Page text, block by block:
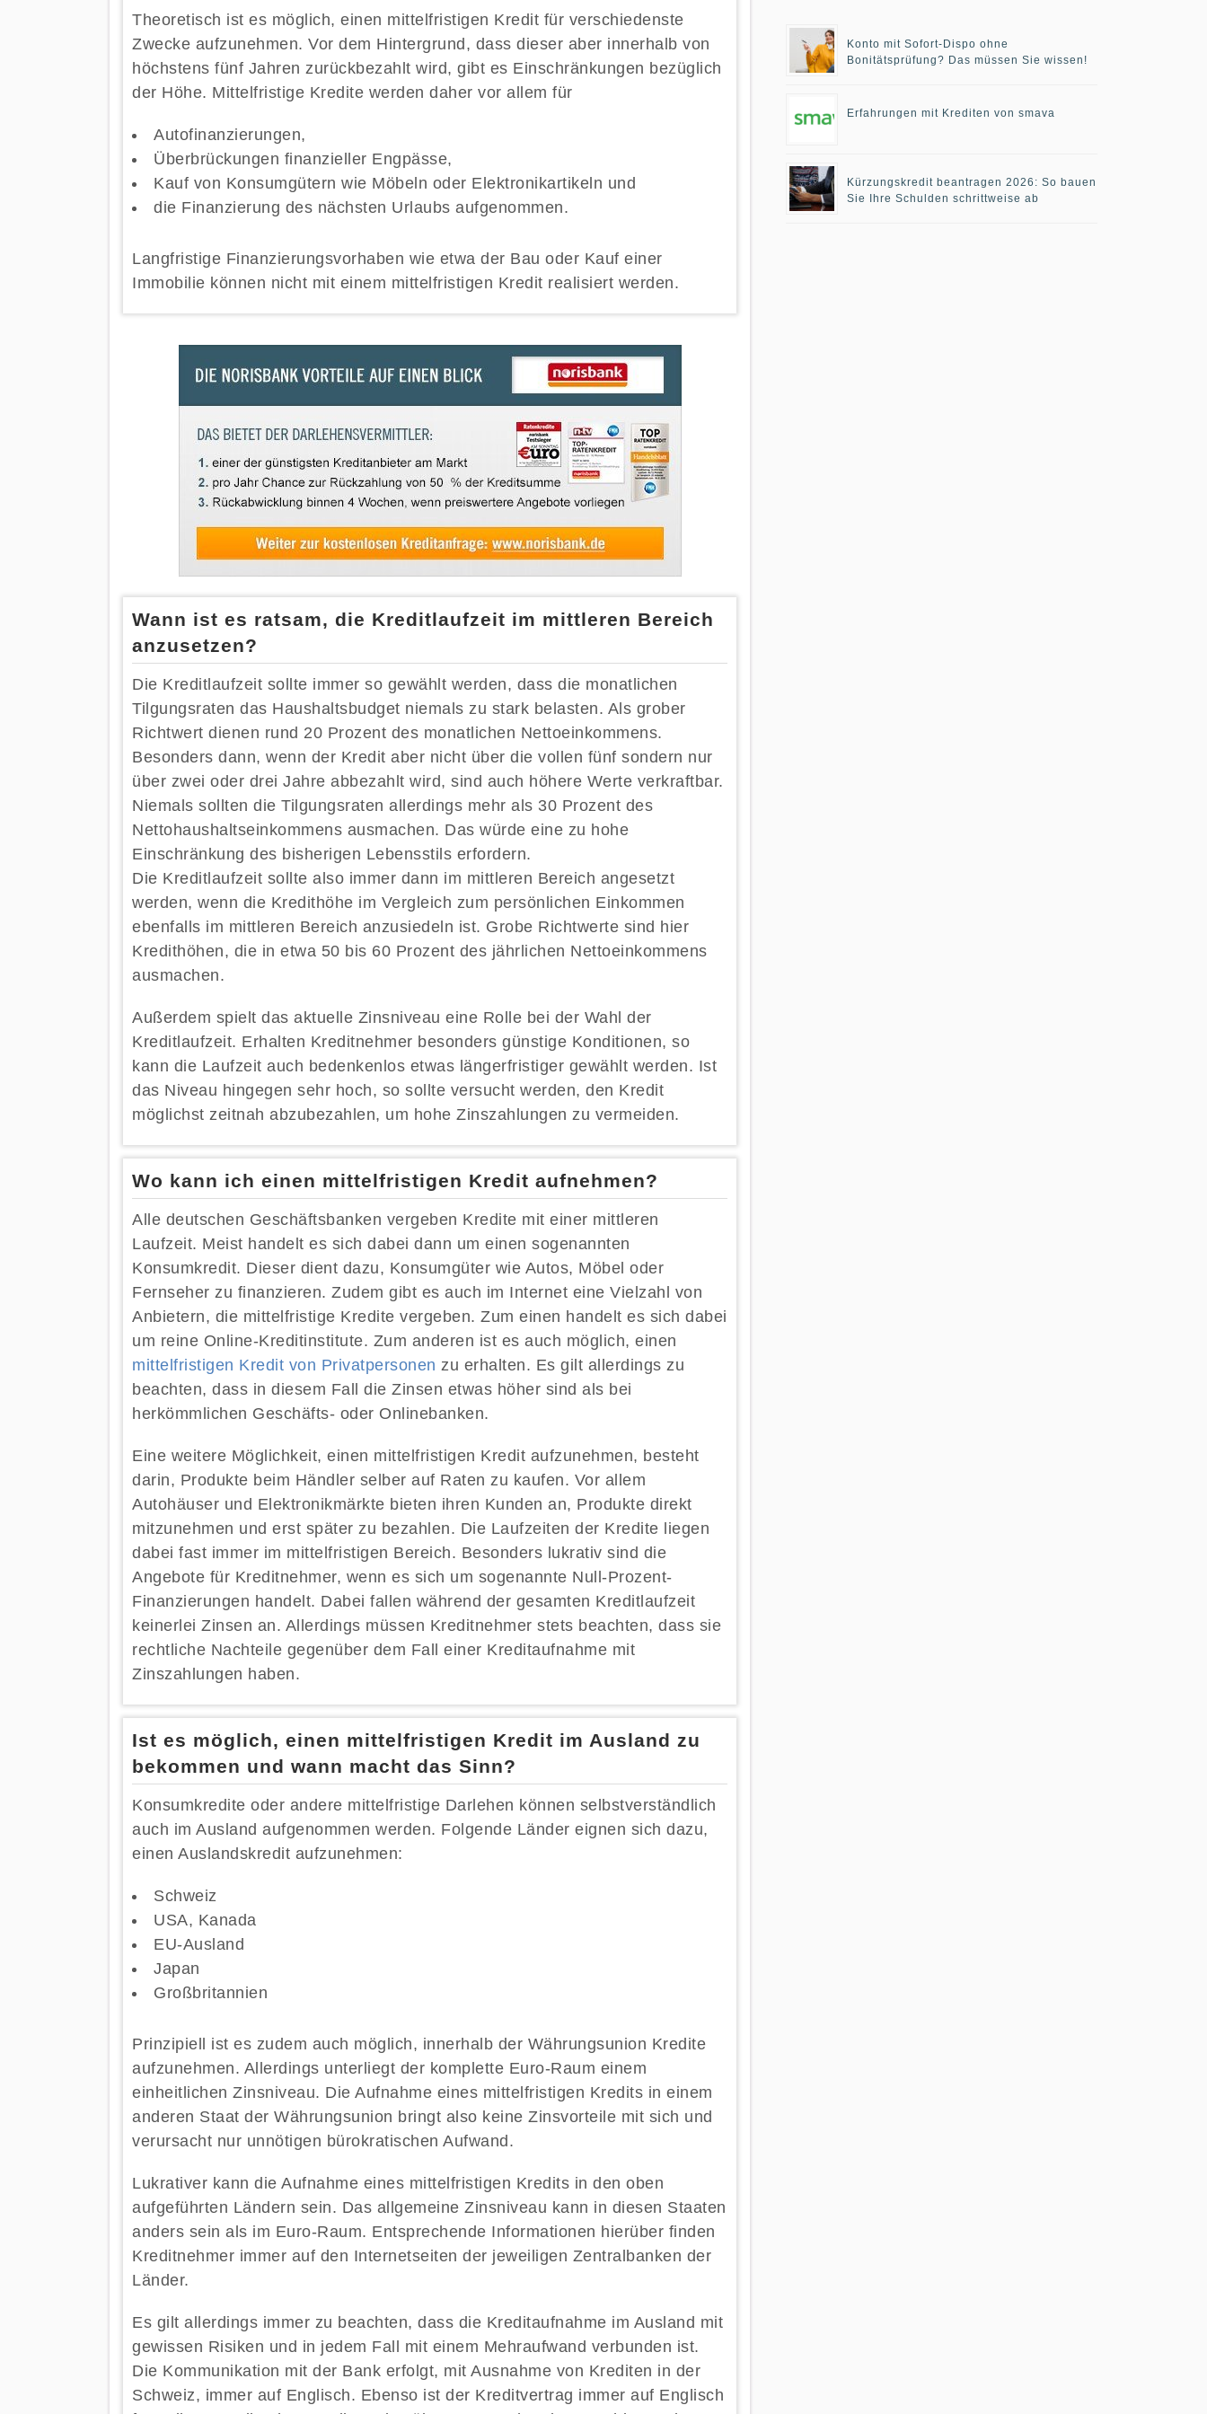
Theoretisch ist es möglich, einen mittelfristigen Kredit für verschiedenste
Zwecke aufzunehmen. Vor dem Hintergrund, dass dieser aber innerhalb von
höchstens fünf Jahren zurückbezahlt wird, gibt es Einschränkungen bezüglich
der Höhe. Mittelfristige Kredite werden daher vor allem für
Autofinanzierungen,
Überbrückungen finanzieller Engpässe,
Kauf von Konsumgütern wie Möbeln oder Elektronikartikeln und
die Finanzierung des nächsten Urlaubs aufgenommen.
Langfristige Finanzierungsvorhaben wie etwa der Bau oder Kauf einer
Immobilie können nicht mit einem mittelfristigen Kredit realisiert werden.
Wann ist es ratsam, die Kreditlaufzeit im mittleren Bereich
anzusetzen?
Die Kreditlaufzeit sollte immer so gewählt werden, dass die monatlichen
Tilgungsraten das Haushaltsbudget niemals zu stark belasten. Als grober
Richtwert dienen rund 20 Prozent des monatlichen Nettoeinkommens.
Besonders dann, wenn der Kredit aber nicht über die vollen fünf sondern nur
über zwei oder drei Jahre abbezahlt wird, sind auch höhere Werte verkraftbar.
Niemals sollten die Tilgungsraten allerdings mehr als 30 Prozent des
Nettohaushaltseinkommens ausmachen. Das würde eine zu hohe
Einschränkung des bisherigen Lebensstils erfordern.
Die Kreditlaufzeit sollte also immer dann im mittleren Bereich angesetzt
werden, wenn die Kredithöhe im Vergleich zum persönlichen Einkommen
ebenfalls im mittleren Bereich anzusiedeln ist. Grobe Richtwerte sind hier
Kredithöhen, die in etwa 50 bis 60 Prozent des jährlichen Nettoeinkommens
ausmachen.
Außerdem spielt das aktuelle Zinsniveau eine Rolle bei der Wahl der
Kreditlaufzeit. Erhalten Kreditnehmer besonders günstige Konditionen, so
kann die Laufzeit auch bedenkenlos etwas längerfristiger gewählt werden. Ist
das Niveau hingegen sehr hoch, so sollte versucht werden, den Kredit
möglichst zeitnah abzubezahlen, um hohe Zinszahlungen zu vermeiden.
Wo kann ich einen mittelfristigen Kredit aufnehmen?
Alle deutschen Geschäftsbanken vergeben Kredite mit einer mittleren
Laufzeit. Meist handelt es sich dabei dann um einen sogenannten
Konsumkredit. Dieser dient dazu, Konsumgüter wie Autos, Möbel oder
Fernseher zu finanzieren. Zudem gibt es auch im Internet eine Vielzahl von
Anbietern, die mittelfristige Kredite vergeben. Zum einen handelt es sich dabei
um reine Online-Kreditinstitute. Zum anderen ist es auch möglich, einen
mittelfristigen Kredit von Privatpersonen zu erhalten. Es gilt allerdings zu
beachten, dass in diesem Fall die Zinsen etwas höher sind als bei
herkömmlichen Geschäfts- oder Onlinebanken.
Eine weitere Möglichkeit, einen mittelfristigen Kredit aufzunehmen, besteht
darin, Produkte beim Händler selber auf Raten zu kaufen. Vor allem
Autohäuser und Elektronikmärkte bieten ihren Kunden an, Produkte direkt
mitzunehmen und erst später zu bezahlen. Die Laufzeiten der Kredite liegen
dabei fast immer im mittelfristigen Bereich. Besonders lukrativ sind die
Angebote für Kreditnehmer, wenn es sich um sogenannte Null-Prozent-
Finanzierungen handelt. Dabei fallen während der gesamten Kreditlaufzeit
keinerlei Zinsen an. Allerdings müssen Kreditnehmer stets beachten, dass sie
rechtliche Nachteile gegenüber dem Fall einer Kreditaufnahme mit
Zinszahlungen haben.
Ist es möglich, einen mittelfristigen Kredit im Ausland zu
bekommen und wann macht das Sinn?
Konsumkredite oder andere mittelfristige Darlehen können selbstverständlich
auch im Ausland aufgenommen werden. Folgende Länder eignen sich dazu,
einen Auslandskredit aufzunehmen:
Schweiz
USA, Kanada
EU-Ausland
Japan
Großbritannien
Prinzipiell ist es zudem auch möglich, innerhalb der Währungsunion Kredite
aufzunehmen. Allerdings unterliegt der komplette Euro-Raum einem
einheitlichen Zinsniveau. Die Aufnahme eines mittelfristigen Kredits in einem
anderen Staat der Währungsunion bringt also keine Zinsvorteile mit sich und
verursacht nur unnötigen bürokratischen Aufwand.
Lukrativer kann die Aufnahme eines mittelfristigen Kredits in den oben
aufgeführten Ländern sein. Das allgemeine Zinsniveau kann in diesen Staaten
anders sein als im Euro-Raum. Entsprechende Informationen hierüber finden
Kreditnehmer immer auf den Internetseiten der jeweiligen Zentralbanken der
Länder.
Es gilt allerdings immer zu beachten, dass die Kreditaufnahme im Ausland mit
gewissen Risiken und in jedem Fall mit einem Mehraufwand verbunden ist.
Die Kommunikation mit der Bank erfolgt, mit Ausnahme von Krediten in der
Schweiz, immer auf Englisch. Ebenso ist der Kreditvertrag immer auf Englisch
Konto mit Sofort-Dispo ohne
Bonitätsprüfung? Das müssen Sie wissen!
Erfahrungen mit Krediten von smava
Kürzungskredit beantragen 2026: So bauen
Sie Ihre Schulden schrittweise ab